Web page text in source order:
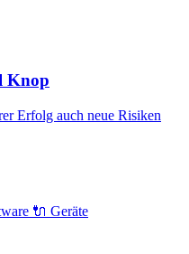
Knop
Erfolg auch neue Risiken
🔌 Geräte